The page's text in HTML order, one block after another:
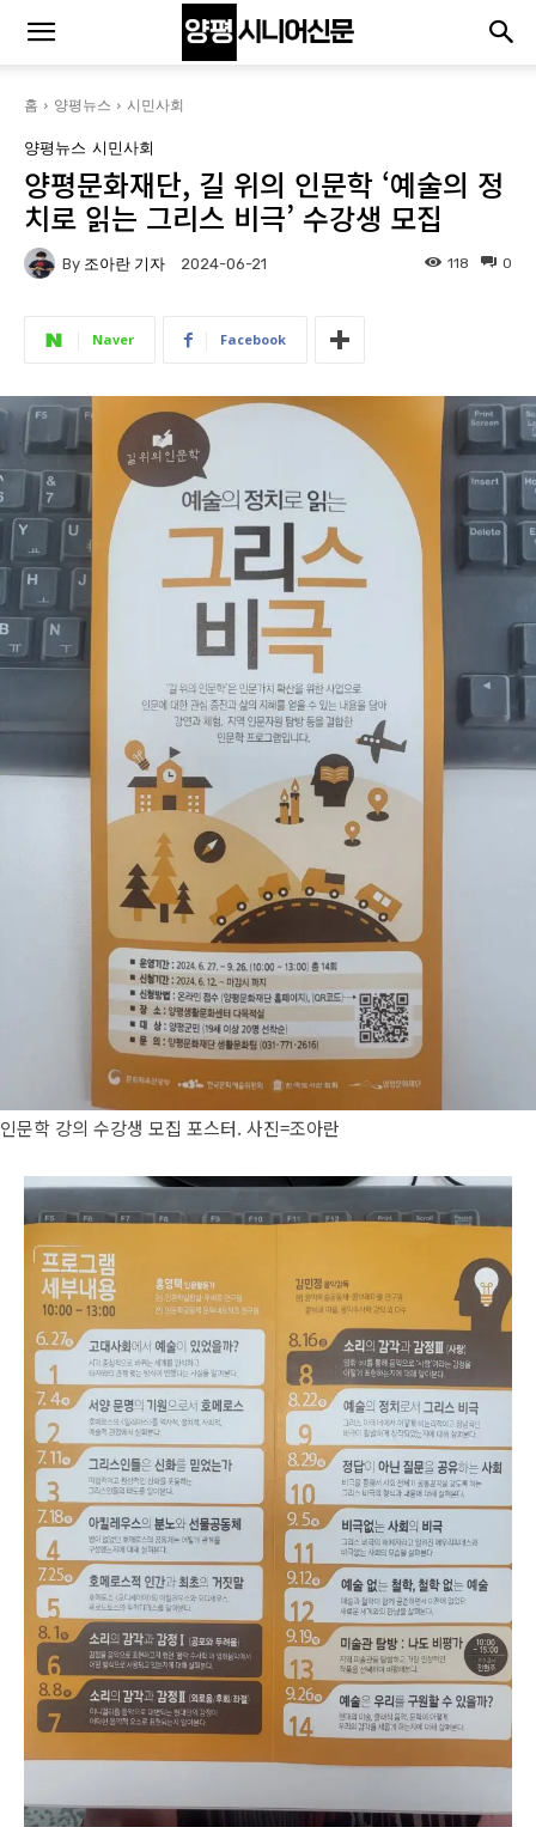
홈 양평뉴스 시민사회
양평뉴스 시민사회
양평문화재단, 길 위의 인문학 ‘예술의 정
치로 읽는 그리스 비극’ 수강생 모집
By 조아란 기자 2024-06-21 0
118
Naver Facebook
인문학 강의 수강생 모집 포스터. 사진=조아란